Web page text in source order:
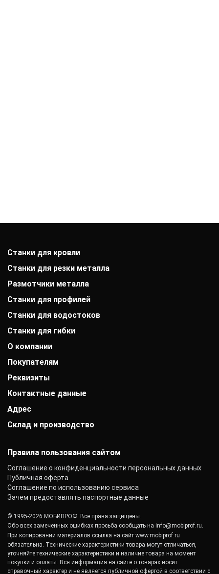
Станки для кровли
Станки для резки металла
Размотчики металла
Станки для профилей
Станки для водостоков
Станки для гибки
О компании
История компании
Выставки
Заказчики
Вакансии
Контакты
Покупателям
Оплата
Гарантии
Акции
Статьи
Реквизиты
АО «Райффайзенбанк»
Р/с: 40702810000000001118
К/с: 30101810200000000700
ОКПО: 40276717
Контактные данные
+7 (800) 333-41-10
График работы:
Адрес
г. Иваново, Витебская улица, 24
Склад и производство
Правила пользования сайтом
Соглашение о конфиденциальности персональных данных
Публичная оферта
Соглашение по использованию сервиса
Зачем предоставлять паспортные данные
© 1995-2026 МОБИПРОФ. Все права защищены.
Обо всех замеченных ошибках просьба сообщать на info@mobiprof.ru.
При копировании материалов ссылка на сайт www.mobiprof.ru
обязательна. Технические характеристики товара могут отличаться,
уточняйте технические характеристики и наличие товара на момент
покупки и оплаты. Вся информация на сайте о товарах носит
справочный характер и не является публичной офертой в соответствии с